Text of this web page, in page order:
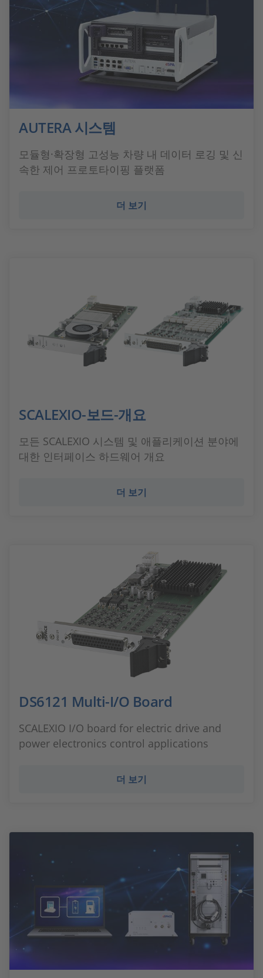
AUTERA 시스템
모듈형·확장형 고성능 차량 내 데이터 로깅 및 신
속한 제어 프로토타이핑 플랫폼
더 보기
SCALEXIO-보드-개요
모든 SCALEXIO 시스템 및 애플리케이션 분야에
대한 인터페이스 하드웨어 개요
더 보기
DS6121 Multi-I/O Board
SCALEXIO I/O board for electric drive and
power electronics control applications
더 보기